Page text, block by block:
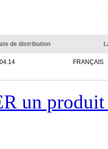
de distribution
FRANÇAIS
un